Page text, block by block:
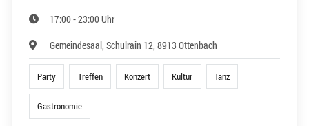
17:00 - 23:00 Uhr
Gemeindesaal, Schulrain 12, 8913 Ottenbach
Party Treffen Konzert Kultur Tanz
Gastronomie